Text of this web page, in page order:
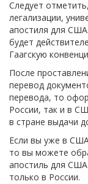
Следует
легализации,
апостиля для
будет
Гаагскую
После
перевод
перевода, то
России, так и в
в стране выдачи
Если вы уже в
то вы можете
апостиль для
только в России.